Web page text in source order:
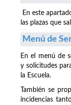
En este
las plazas que
Menú de
En el menú de
y solicitudes
la Escuela.
También se
incidencias